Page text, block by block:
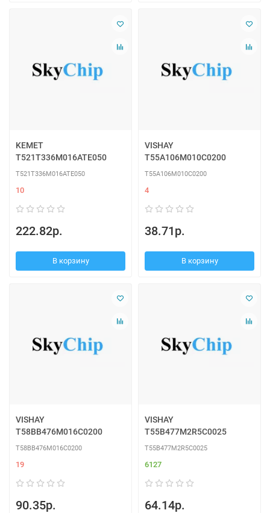
KEMET
T521T336M016ATE050
T521T336M016ATE050
10
222.82р.
В корзину
VISHAY
T55A106M010C0200
T55A106M010C0200
4
38.71р.
В корзину
VISHAY
T58BB476M016C0200
T58BB476M016C0200
19
90.35р.
VISHAY
T55B477M2R5C0025
T55B477M2R5C0025
6127
64.14р.